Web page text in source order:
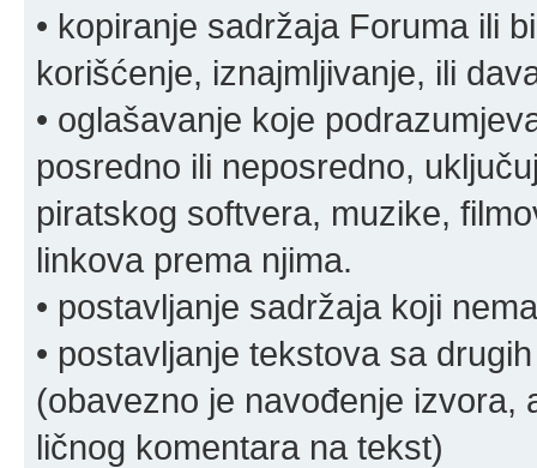
• kopiranje sadržaja Foruma ili
korišćenje, iznajmljivanje, ili
• oglašavanje koje
posredno ili neposredno,
piratskog softvera, muzike,
linkova prema njima.
• postavljanje sadržaja koji
• postavljanje tekstova sa
(obavezno je navođenje izvora,
ličnog komentara na tekst)